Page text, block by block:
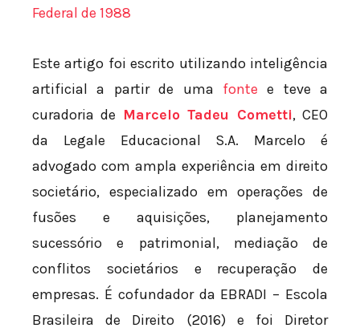
Federal de 1988
Este artigo foi escrito utilizando inteligência
artificial a partir de uma fonte e teve a
curadoria de Marcelo Tadeu Cometti, CEO
da Legale Educacional S.A. Marcelo é
advogado com ampla experiência em direito
societário, especializado em operações de
fusões e aquisições, planejamento
sucessório e patrimonial, mediação de
conflitos societários e recuperação de
empresas. É cofundador da EBRADI – Escola
Brasileira de Direito (2016) e foi Diretor